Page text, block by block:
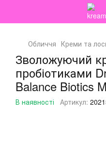
Обличчя Креми та
Зволожуючий
пробіотиками
Balance Biotics
В наявності Артикул: